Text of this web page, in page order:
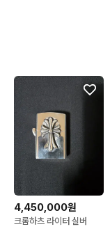
4,450,000원
크롬하츠 라이터 실버